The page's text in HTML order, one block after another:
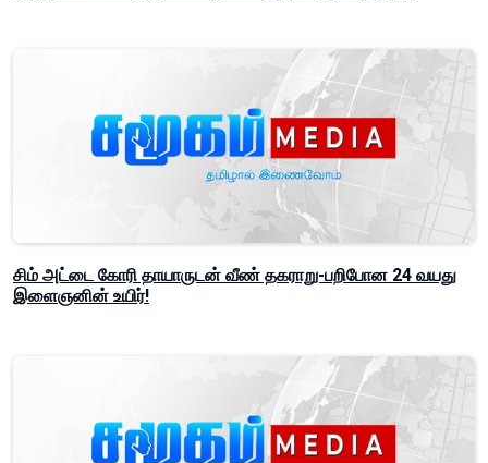
சிம் அட்டை கோரி தாயாருடன் வீண் தகராறு-பறிபோன 24 வயது
இளைஞனின் உயிர்!